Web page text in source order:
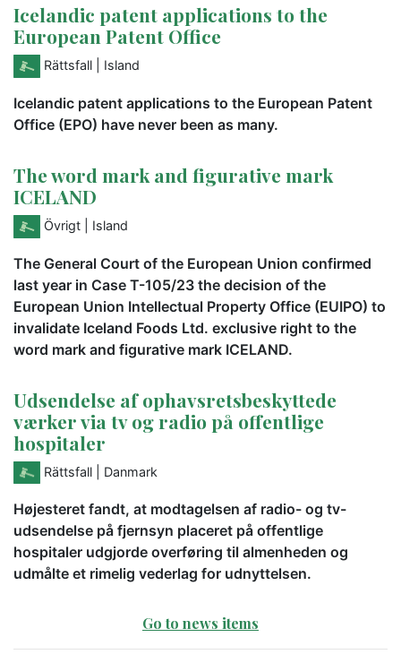
Icelandic patent applications to the
European Patent Office
Rättsfall | Island
Icelandic patent applications to the European Patent
Office (EPO) have never been as many.
The word mark and figurative mark
ICELAND
Övrigt | Island
The General Court of the European Union confirmed
last year in Case T-105/23 the decision of the
European Union Intellectual Property Office (EUIPO) to
invalidate Iceland Foods Ltd. exclusive right to the
word mark and figurative mark ICELAND.
Udsendelse af ophavsretsbeskyttede
værker via tv og radio på offentlige
hospitaler
Rättsfall | Danmark
Højesteret fandt, at modtagelsen af radio- og tv-
udsendelse på fjernsyn placeret på offentlige
hospitaler udgjorde overføring til almenheden og
udmålte et rimelig vederlag for udnyttelsen.
Go to news items